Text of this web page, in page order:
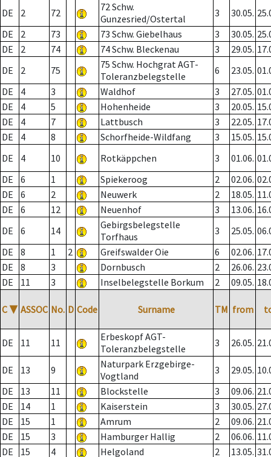
DE 2 72
72 Schw.
Gunzesried/Ostertal
3 30.05.
DE
2 73 73 Schw. Giebelhaus 3 30.05.
DE
2 74 74 Schw. Bleckenau 3 29.05.
DE
2 75
75 Schw. Hochgrat AGT-
Toleranzbelegstelle
6 23.05.
DE
4 3 Waldhof 3 27.05.
DE
4 5 Hohenheide 3 20.05.
DE
4 7 Lattbusch 3 22.05.
DE
4 8 Schorfheide-Wildfang 3 15.05.
DE
4 10 Rotkäppchen 3 01.06.
DE
6 1 Spiekeroog 2 02.06.
DE
6 2 Neuwerk 2 18.05.
DE
6 12 Neuenhof 3 13.06.
DE
6 14
Gebirgsbelegstelle
Torfhaus
3 25.05.
DE
8 1 2 Greifswalder Oie 6 02.06.
DE
8 3 Dornbusch 2 26.06.
DE
11 3 Inselbelegstelle Borkum 2 09.05.
C ▼ ASSOC No. D Code Surname TM from
DE 11 11
Erbeskopf AGT-
Toleranzbelegstelle
3 26.05.
DE 13 9
Naturpark Erzgebirge-
Vogtland
3 29.05.
DE
13 11 Blockstelle 3 09.06.
DE
14 1 Kaiserstein 3 30.05.
DE
15 1 Amrum 2 09.06.
DE
15 3 Hamburger Hallig 2 06.06.
DE
15 4 Helgoland 2 13.05.